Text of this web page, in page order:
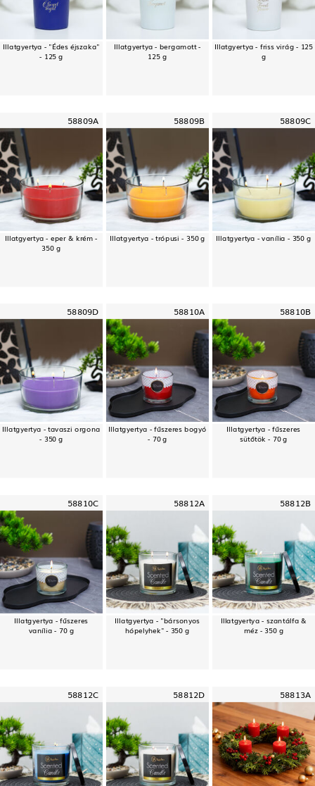
Illatgyertya - "Édes éjszaka"
- 125 g
Illatgyertya - bergamott -
125 g
Illatgyertya - friss virág - 125
g
58809A
Illatgyertya - eper & krém -
350 g
58809B
Illatgyertya - trópusi - 350 g
58809C
Illatgyertya - vanília - 350 g
58809D
Illatgyertya - tavaszi orgona
- 350 g
58810A
Illatgyertya - fűszeres bogyó
- 70 g
58810B
Illatgyertya - fűszeres
sütőtök - 70 g
58810C
Illatgyertya - fűszeres
vanília - 70 g
58812A
Illatgyertya - "bársonyos
hópelyhek" - 350 g
58812B
Illatgyertya - szantálfa &
méz - 350 g
58812C 58812D 58813A